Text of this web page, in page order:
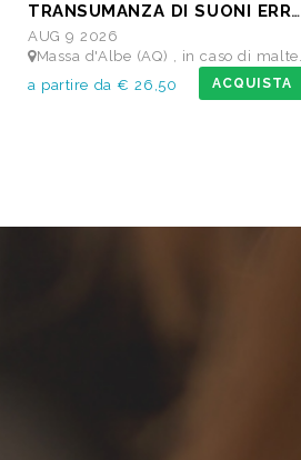
TRANSUMANZA DI SUONI ERRANTI di Ambrogio Sparagna
AUG 9 2026
Massa d'Albe (AQ) , in caso di maltempo Teatro dei Marsi Avezzano AQ - Anfiteatro Romano di Alba Fucens
a partire da € 26,50
ACQUISTA